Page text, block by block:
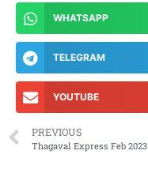
WHATSAPP
TELEGRAM
YOUTUBE
PREVIOUS
Thagaval Express Feb 2023